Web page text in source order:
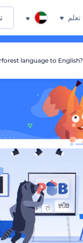
تعلم
language to English?